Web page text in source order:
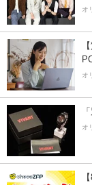
オ
オ
オ